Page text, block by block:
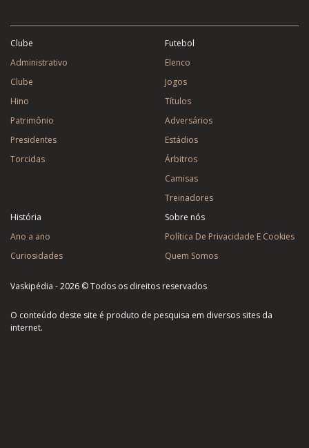
Clube
Administrativo
Clube
Hino
Patrimônio
Presidentes
Torcidas
Futebol
Elenco
Jogos
Títulos
Adversários
Estádios
Árbitros
Camisas
Treinadores
História
Ano a ano
Curiosidades
Sobre nós
Política De Privacidade E Cookies
Quem Somos
Vaskipédia - 2026 © Todos os direitos reservados
O conteúdo deste site é produto de pesquisa em diversos sites da
internet.